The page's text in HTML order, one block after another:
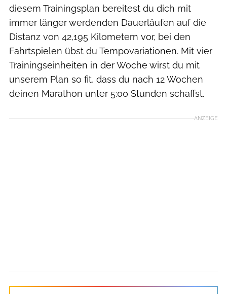
diesem Trainingsplan bereitest du dich mit
immer länger werdenden Dauerläufen auf die
Distanz von 42,195 Kilometern vor, bei den
Fahrtspielen übst du Tempovariationen. Mit vier
Trainingseinheiten in der Woche wirst du mit
unserem Plan so fit, dass du nach 12 Wochen
deinen Marathon unter 5:00 Stunden schaffst.
ANZEIGE